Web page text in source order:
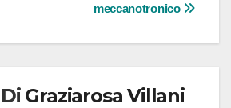
meccanotronico
Di Graziarosa Villani